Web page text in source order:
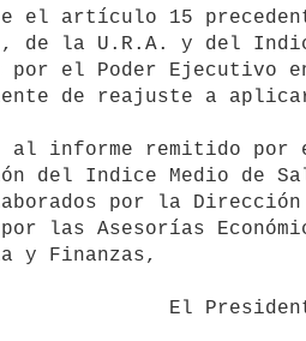
de la U.R.A. y del
por el Poder Ejecutivo
de reajuste a
del Indice Medio de
por la
por las Asesorías
y Finanzas,